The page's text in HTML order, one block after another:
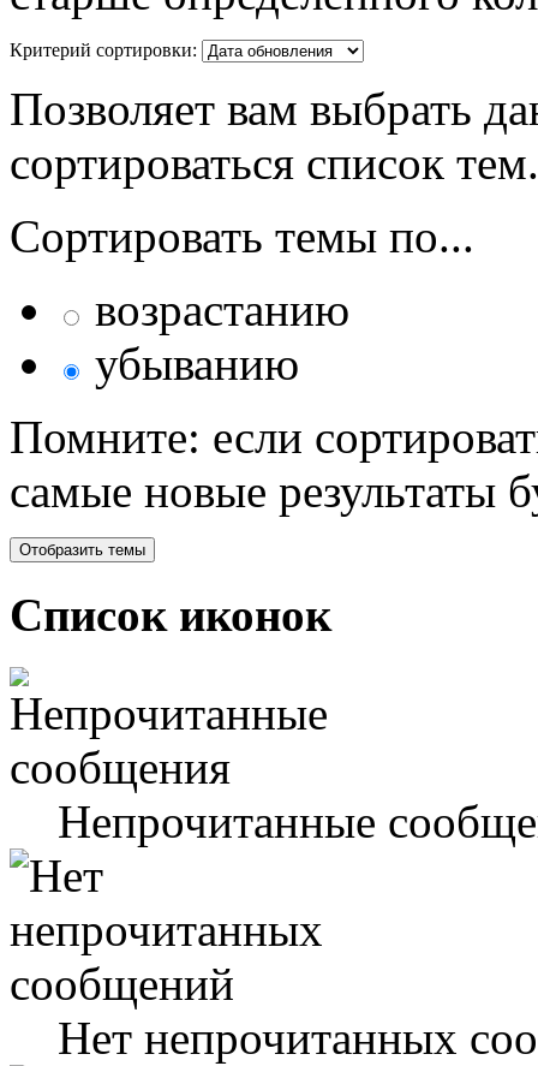
Критерий сортировки:
Позволяет вам выбрать
сортироваться список тем.
Сортировать темы по...
возрастанию
убыванию
Помните: если
самые новые результаты
Список иконок
Непрочитанные
Нет непрочитанных